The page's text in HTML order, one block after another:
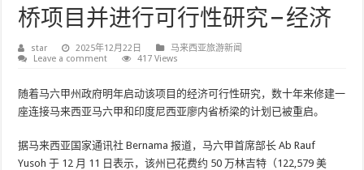
桥项目并进行可行性研究 – 经济
star 2025年12月22日
马来西亚旅游新闻
Leave a comment
417 Views
随着马六甲州政府明年启动该项目的经济可行性研究，数十年来修建一
座连接马来西亚马六甲和印度尼西亚廖内省桥梁的计划已被重启。
据马来西亚国家通讯社 Bernama 报道，马六甲首席部长 Ab Rauf
Yusoh 于 12 月 11 日表示，该州已花费约 50 万林吉特（122,579 美